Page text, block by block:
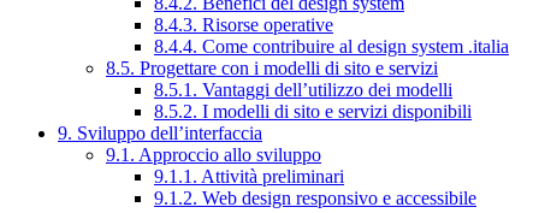
8.4.3. Risorse operative
8.4.4. Come contribuire al design system .italia
8.5. Progettare con i modelli di sito e servizi
8.5.1. Vantaggi dell’utilizzo dei modelli
8.5.2. I modelli di sito e servizi disponibili
9. Sviluppo dell’interfaccia
9.1. Approccio allo sviluppo
9.1.1. Attività preliminari
9.1.2. Web design responsivo e accessibile